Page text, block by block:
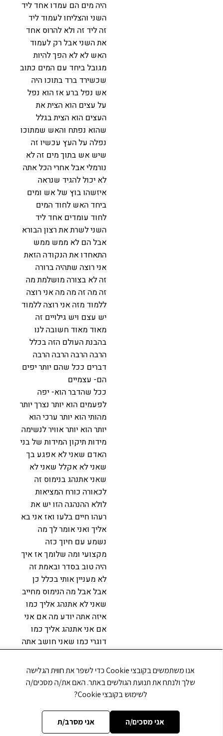
היה מים הם עמדו אחד ליד
השני והצליחו לעמוד ליד
זה ליד זה ולא להרוס אחד
את השני אבל רק לעמוד
האש לא לא הפך להיות
מגובל ביחד עם המים כתוב
שכשירד ברד בתוכו היה
אש נפל ברע אז הוא נפל
על עצים הוא הצית את
העצים הוא הצית בגלל
שהוא נפתח והאש שמתוכו
נפלה על העץ עכשיו זה
שיש אש בתוך מים זה לא
נורמלי אבל אחרי הכל אתה
לא יכול להגיד שנראה
איזשהו בוץ של אש ומים
ביחד האש לחוד המים
לחוד עומדים אחד ליד
השני לשרת את רצון הבורא
אבל הם לא ממש ממש
התאחדו את הנקודה הזאת
אני רוצה שתהיה ברורה
זה לא בצורה מושלמת מה
זה מה זה מה מה אני רוצה
ללמוד מזה אני רוצה ללמוד
יש עצם ויש גילויים זה
מאוד מאוד חשובה לנו
בהבנת העולם הזה בכלל
הרבה הרבה הרבה הרבה
דברים ככל שהם יותר יפים
הם- עצמיים
ככל שהדבר הוא- יפה
לפעמים הוא יותר נצרך יותר
מהותי הוא יותר ערכי הוא
יותר הוא יותר אוויר לנשימה
מידות תיקון המידות של בני
האדם שאני לא אפגע בך
שאני לא אקלל שאני לא
שאני אתנהג בנימוס זה
לכאורה כורח המציאות
לולא ההנהגה הזו יש את
רעהו חיים בלעו ואז אני בא
אליך ואני אומר לך מה
נשמע עם חיוך כזה
מקצועי ומה שלומך אז איך
היה טוב בסדר ובאמת זה
לא מעניין אותי בכלל כן
אבל אבל מה הנימוס מחייב
שאני לא אתנהג אליך כמו
איזה אתה יודע מה אם אני
אם אני אתנהג אליך כמו
דוגרי כמו שאני חושב אתה
כאילו כמו שאנשים ככה
מדברים אתה כמו קיר
בשבילי לא ראיתי אותך
בכלל איש את רעהו חיים
בלעו אחד לאדם פעם
אנו משתמשים בקובצי Cookie כדי לשפר את חווית הגלישה
שלך ולנתח את תנועת הגולשים באתר. האם את/ה מסכים/ה
לשימוש בקובצי Cookie?
אני מסכים/ה אני מסרב/ת